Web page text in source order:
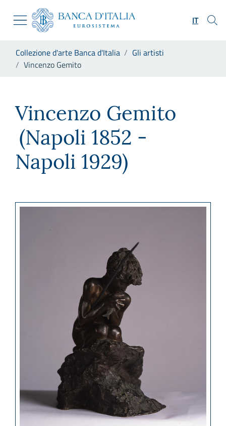
Skip to Main Content
Vai al sito istituzionale
Vai al menu di navigazione
Vai alla ricerca
Vai al footer
IT
Collezione d'arte Banca d'Italia
Gli artisti
Vincenzo Gemito
Vincenzo Gemito
(Napoli 1852 -
Napoli 1929)